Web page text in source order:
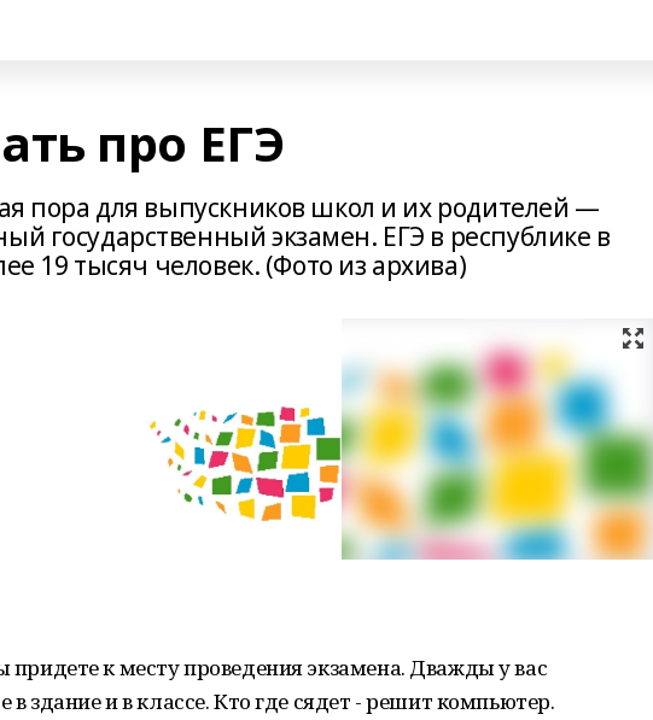
про ЕГЭ
пора для выпускников школ и их родителей —
государственный экзамен. ЕГЭ в республике в
19 тысяч человек. (Фото из архива)
придете к месту проведения экзамена. Дважды у вас
в здание и в классе. Кто где сядет - решит компьютер.